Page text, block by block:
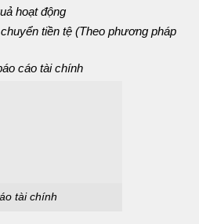
hoạt động
tiền tệ (Theo phương pháp
cáo tài chính
tài chính